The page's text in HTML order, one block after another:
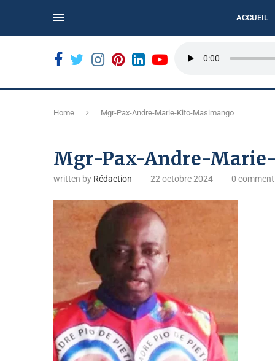
ACCUEIL
BUKAVU : LE CALME DE LA MARCHE CITOYENNE...
Home Mgr-Pax-Andre-Marie-Kito-Masimango
Mgr-Pax-Andre-
written by Rédaction 22 octobre 2024 0 comment